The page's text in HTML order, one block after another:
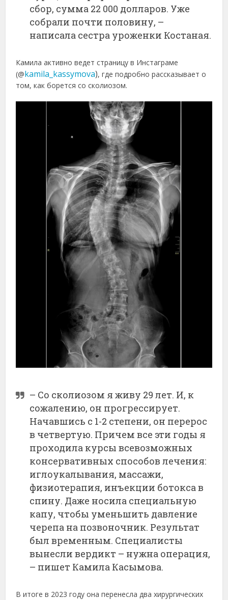
сбор, сумма 22 000 долларов. Уже
собрали почти половину, –
написала сестра уроженки Костаная.
Камила активно ведет страницу в Инстаграме
(@kamila_kassymova), где подробно рассказывает о
том, как борется со сколиозом.
– Со сколиозом я живу 29 лет. И, к
сожалению, он прогрессирует.
Начавшись с 1-2 степени, он перерос
в четвертую. Причем все эти годы я
проходила курсы всевозможных
консервативных способов лечения:
иглоукалывания, массажи,
физиотерапия, инъекции ботокса в
спину. Даже носила специальную
капу, чтобы уменьшить давление
черепа на позвоночник. Результат
был временным. Специалисты
вынесли вердикт – нужна операция,
– пишет Камила Касымова.
В итоге в 2023 году она перенесла два хирургических